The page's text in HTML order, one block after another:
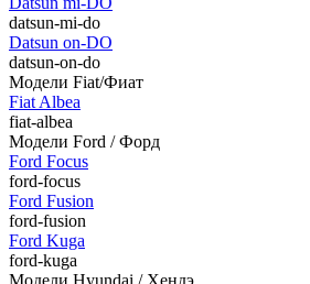
datsun-mi-do
Datsun on-DO
datsun-on-do
Модели Fiat/Фиат
Fiat Albea
fiat-albea
Модели Ford / Форд
Ford Focus
ford-focus
Ford Fusion
ford-fusion
Ford Kuga
ford-kuga
Модели Hyundai / Хендэ